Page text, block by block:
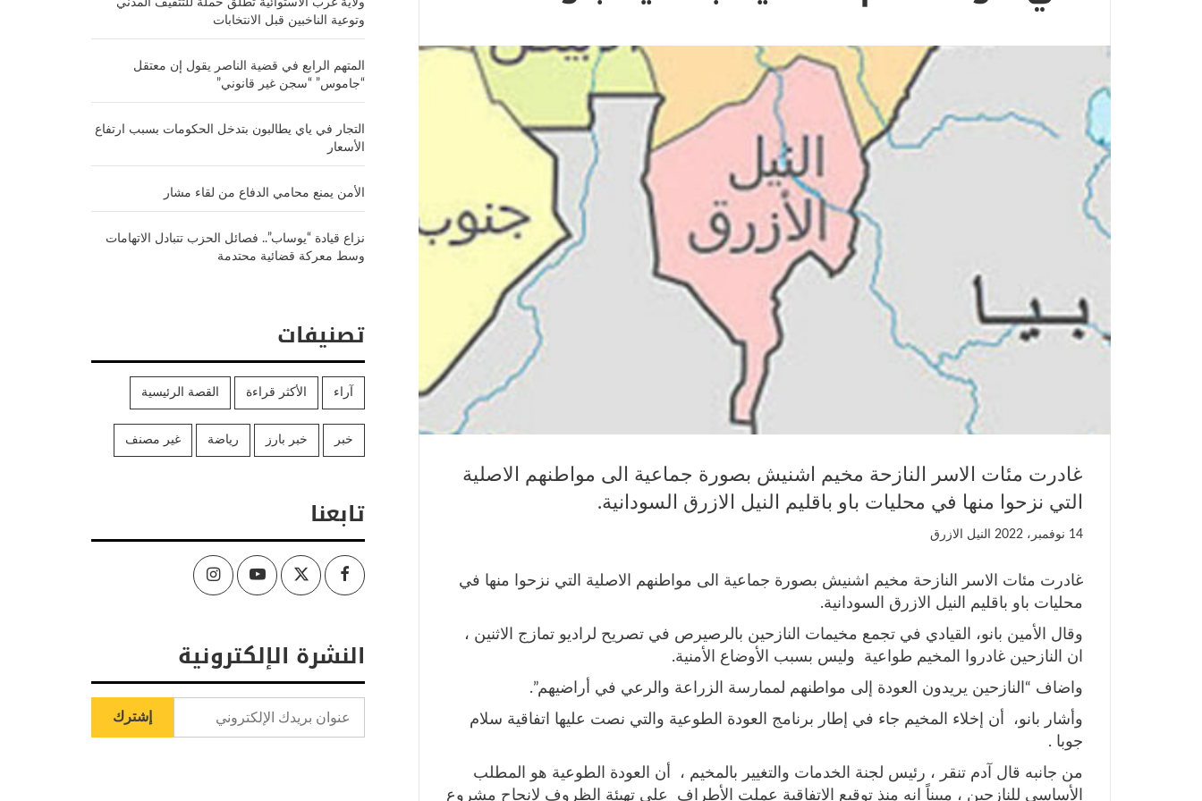
غادرت مئات الاسر النازحة مخيم اشنيش بصورة جماعية الى مواطنهم الاصلية
التي نزحوا منها في محليات باو باقليم النيل الازرق السودانية.
14 نوفمبر، 2022 النيل الازرق
غادرت مئات الاسر النازحة مخيم اشنيش بصورة جماعية الى مواطنهم الاصلية التي نزحوا منها في
محليات باو باقليم النيل الازرق السودانية.
وقال الأمين بانو، القيادي في تجمع مخيمات النازحين بالرصيرص في تصريح لراديو تمازج الاثنين ،
ان النازحين غادروا المخيم طواعية وليس بسبب الأوضاع الأمنية.
واضاف “النازحين يريدون العودة إلى مواطنهم لممارسة الزراعة والرعي في أراضيهم”.
وأشار بانو، أن إخلاء المخيم جاء في إطار برنامج العودة الطوعية والتي نصت عليها اتفاقية سلام
جوبا .
من جانبه قال آدم تنقر ، رئيس لجنة الخدمات والتغيير بالمخيم ، أن العودة الطوعية هو المطلب
الأساسي للنازحين ، مبيناً انه منذ توقيع الاتفاقية عملت الأطراف على تهيئة الظروف لانجاح مشروع
ولاية غرب الاستوائية تطلق حملة للتثقيف المدني
وتوعية الناخبين قبل الانتخابات
المتهم الرابع في قضية الناصر يقول إن معتقل
“جاموس” “سجن غير قانوني”
التجار في ياي يطالبون بتدخل الحكومات بسبب ارتفاع
الأسعار
الأمن يمنع محامي الدفاع من لقاء مشار
نزاع قيادة “يوساب”.. فصائل الحزب تتبادل الاتهامات
وسط معركة قضائية محتدمة
تصنيفات
آراء الأكثر قراءة القصة الرئيسية
خبر خبر بارز رياضة غير مصنف
تابعنا
Facebook
Twitter
Youtube
Instagram
النشرة الإلكترونية